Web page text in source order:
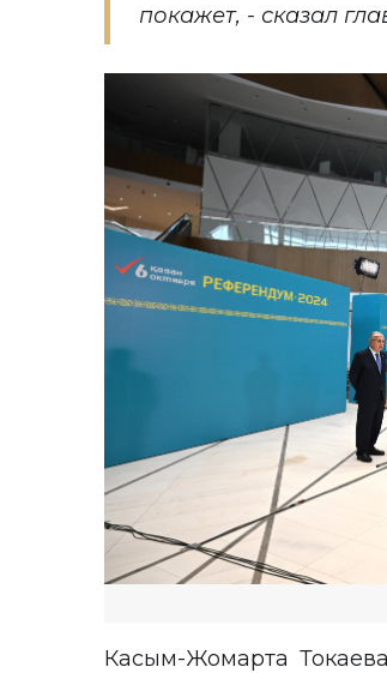
покажет, - сказал
Касым-Жомарта